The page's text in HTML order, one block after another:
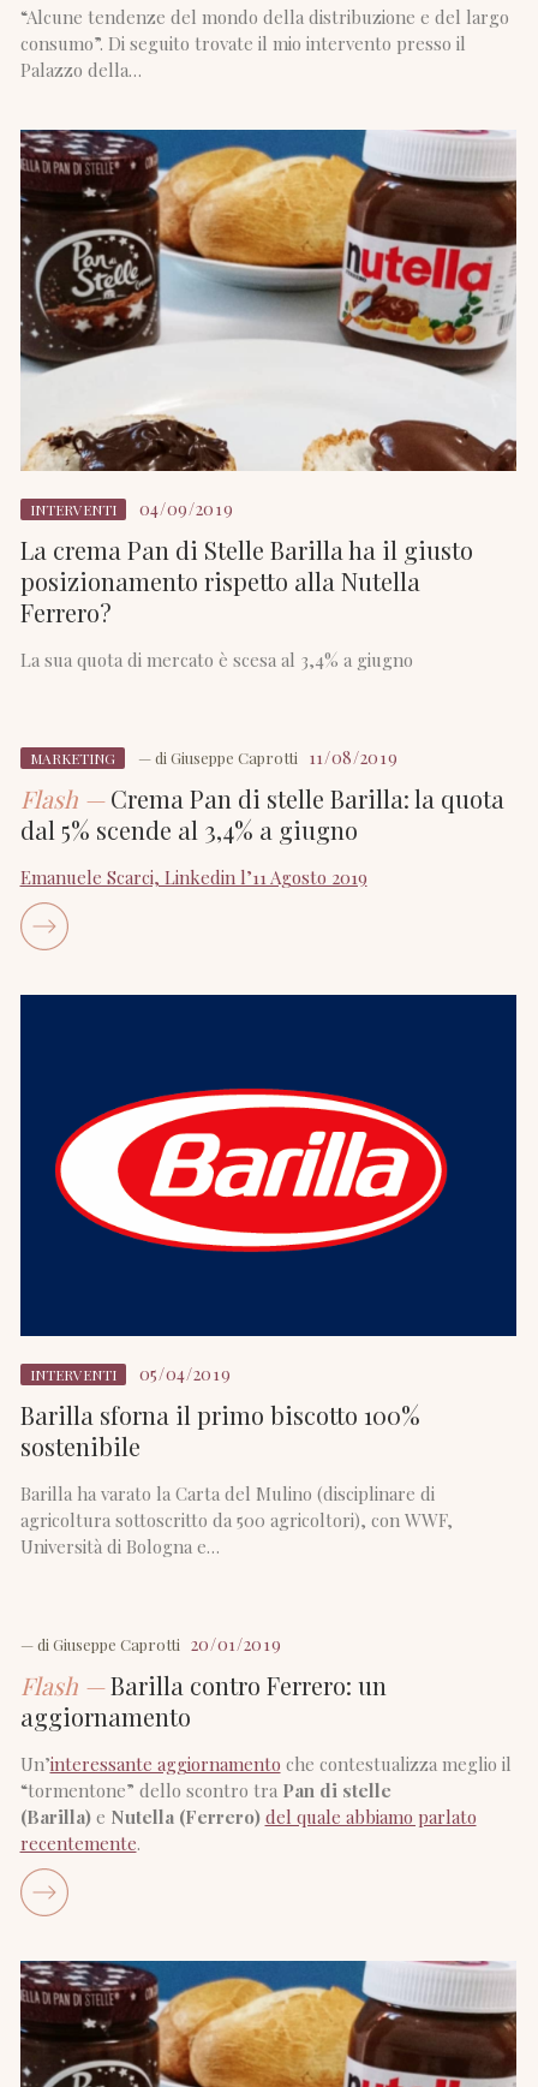
“Alcune tendenze del mondo della distribuzione e del largo
consumo”. Di seguito trovate il mio intervento presso il
Palazzo della…
INTERVENTI 04/09/2019
La crema Pan di Stelle Barilla ha il giusto
posizionamento rispetto alla Nutella
Ferrero?
La sua quota di mercato è scesa al 3,4% a giugno
MARKETING — di Giuseppe Caprotti 11/08/2019
Flash —Crema Pan di stelle Barilla: la quota
dal 5% scende al 3,4% a giugno
Emanuele Scarci, Linkedin l’11 Agosto 2019
INTERVENTI 05/04/2019
Barilla sforna il primo biscotto 100%
sostenibile
Barilla ha varato la Carta del Mulino (disciplinare di
agricoltura sottoscritto da 500 agricoltori), con WWF,
Università di Bologna e…
— di Giuseppe Caprotti 20/01/2019
Flash —Barilla contro Ferrero: un
aggiornamento
Un’interessante aggiornamento che contestualizza meglio il
“tormentone” dello scontro tra Pan di stelle
(Barilla)e Nutella (Ferrero) del quale abbiamo parlato
recentemente.